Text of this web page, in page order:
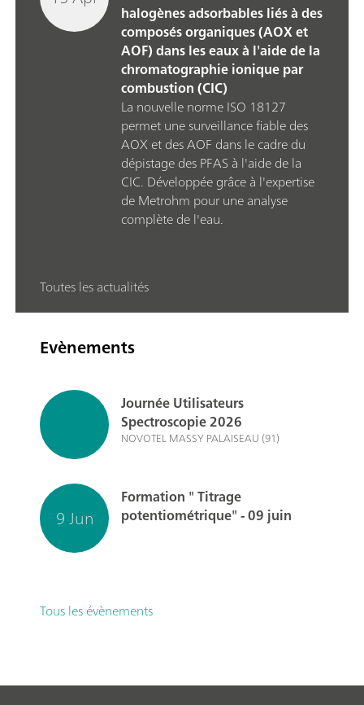
halogènes adsorbables liés à des
composés organiques (AOX et
AOF) dans les eaux à l'aide de la
chromatographie ionique par
combustion (CIC)
La nouvelle norme ISO 18127
permet une surveillance fiable des
AOX et des AOF dans le cadre du
dépistage des PFAS à l'aide de la
CIC. Développée grâce à l'expertise
de Metrohm pour une analyse
complète de l'eau.
Toutes les actualités
Evènements
Journée Utilisateurs
Spectroscopie 2026
NOVOTEL MASSY PALAISEAU (91)
9 Jun
Formation " Titrage
potentiométrique" - 09 juin
Tous les évènements